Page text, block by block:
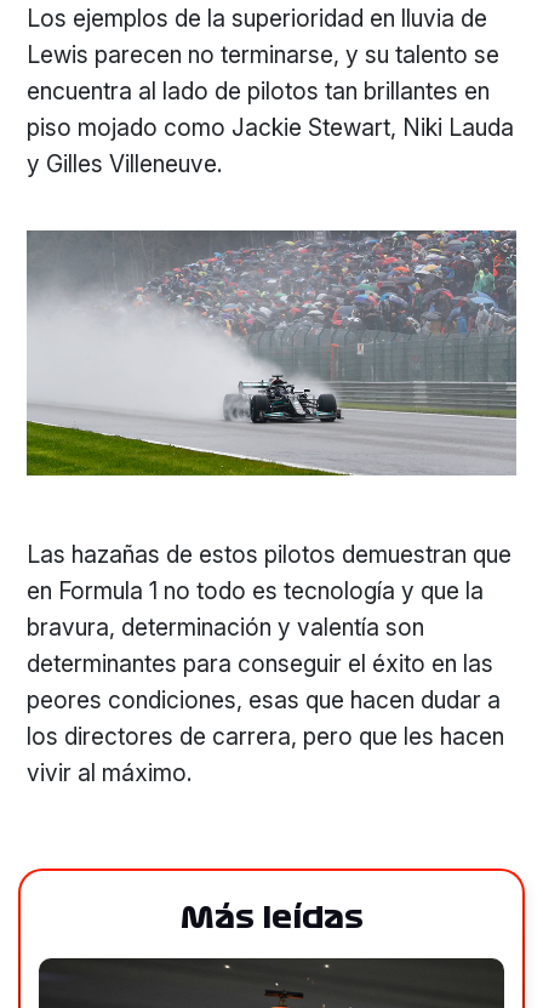
Los ejemplos de la superioridad en lluvia de
Lewis parecen no terminarse, y su talento se
encuentra al lado de pilotos tan brillantes en
piso mojado como Jackie Stewart, Niki Lauda
y Gilles Villeneuve.
Las hazañas de estos pilotos demuestran que
en Formula 1 no todo es tecnología y que la
bravura, determinación y valentía son
determinantes para conseguir el éxito en las
peores condiciones, esas que hacen dudar a
los directores de carrera, pero que les hacen
vivir al máximo.
Más leídas